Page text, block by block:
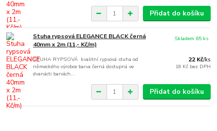
Přidat do košíku
Stuha rypsová ELEGANCE BLACK černá
40mm x 2m (11,- Kč/m)
STUHA RYPSOVÁ kvalitní rypsová stuha od
německého výrobce barva černá dostupná ve
dvanácti barvách...
22 Kč/ks
18 Kč bez DPH
Skladem 65 ks
Přidat do košíku